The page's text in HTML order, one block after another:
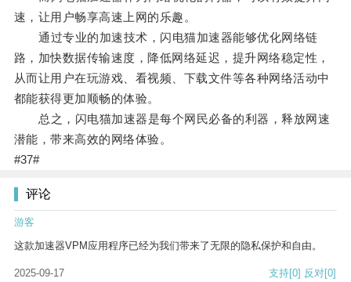
速，让用户畅享高速上网的乐趣。
通过专业的加速技术，闪电猫加速器能够优化网络链
路，加快数据传输速度，降低网络延迟，提升网络稳定性，
从而让用户在玩游戏、看视频、下载文件等各种网络活动中
都能获得更加顺畅的体验。
总之，闪电猫加速器是每个网民必备的利器，释放网速
潜能，带来高效的网络体验。
#37#
评论
游客
这款加速器VPM应用程序已经为我们带来了无限的隐私保护和自由。
2025-09-17 支持[0] 反对[0]